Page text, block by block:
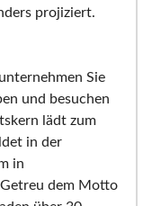
projiziert.
Sie
und besuchen
lädt zum
in der
in
dem Motto